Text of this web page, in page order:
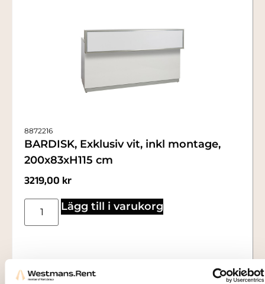
8872216
BARDISK, Exklusiv vit, inkl montage,
200x83xH115 cm
3219,00 kr
Lägg till i varukorg